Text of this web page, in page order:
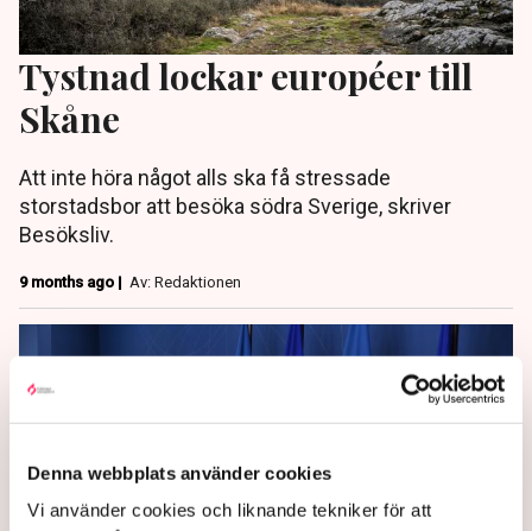
Denna webbplats använder cookies
Vi använder cookies och liknande tekniker för att
Tystnad lockar européer till
Skåne
Att inte höra något alls ska få stressade
storstadsbor att besöka södra Sverige, skriver
Besöksliv.
9 months ago | Av: Redaktionen